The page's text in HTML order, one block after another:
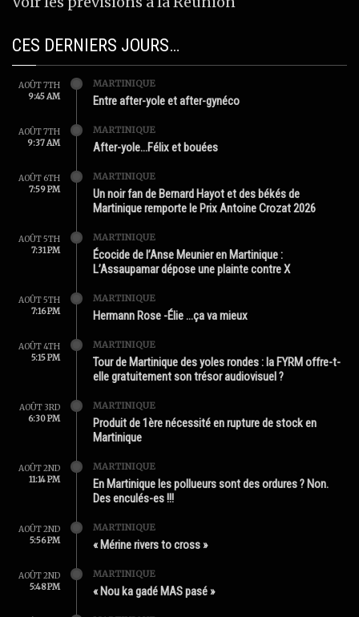
CES DERNIERS JOURS…
AOÛT 7TH
9:45 AM
MARTINIQUE
Entre after-yole et after-gynéco
AOÛT 7TH
9:37 AM
MARTINIQUE
After-yole…Félix et bouées
AOÛT 6TH
7:59 PM
MARTINIQUE
Un noir fan de Bernard Hayot et des békés de
Martinique remporte le Prix Antoine Crozat 2026
AOÛT 5TH
7:31 PM
MARTINIQUE
Écocide de l’Anse Meunier en Martinique :
L’Assaupamar dépose une plainte contre X
AOÛT 5TH
7:16 PM
MARTINIQUE
Hermann Rose -Élie …ça va mieux
AOÛT 4TH
5:15 PM
MARTINIQUE
Tour de Martinique des yoles rondes : la FYRM offre-t-
elle gratuitement son trésor audiovisuel ?
AOÛT 3RD
6:30 PM
MARTINIQUE
Produit de 1ère nécessité en rupture de stock en
Martinique
AOÛT 2ND
11:14 PM
MARTINIQUE
En Martinique les pollueurs sont des ordures ? Non.
Des enculés-es !!!
AOÛT 2ND
5:56 PM
MARTINIQUE
« Mérine rivers to cross »
AOÛT 2ND
5:48 PM
MARTINIQUE
« Nou ka gadé MAS pasé »